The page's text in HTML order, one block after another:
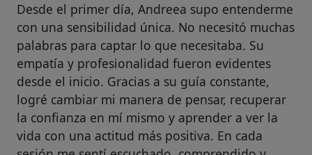
Desde el primer día, Andreea supo entenderme
con una sensibilidad única. No necesitó muchas
palabras para captar lo que necesitaba. Su
empatía y profesionalidad fueron evidentes
desde el inicio. Gracias a su guía constante,
logré cambiar mi manera de pensar, recuperar
la confianza en mí mismo y aprender a ver la
vida con una actitud más positiva. En cada